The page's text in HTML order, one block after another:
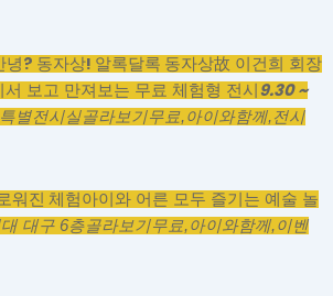
? 동자상! 알록달록 동자상故 이건희 회장
보고 만져보는 무료 체험형 전시 9.30 ~
별전시실골라보기무료,아이와함께,전시
워진 체험아이와 어른 모두 즐기는 예술 놀
대구 6층골라보기무료,아이와함께,이벤